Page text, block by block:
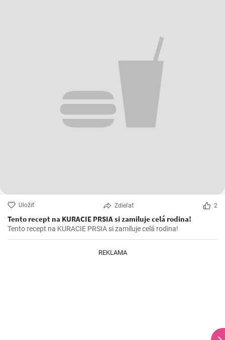
Uložiť Zdieľať 2
Tento recept na KURACIE PRSIA si zamiluje celá rodina!
Tento recept na KURACIE PRSIA si zamiluje celá rodina!
REKLAMA